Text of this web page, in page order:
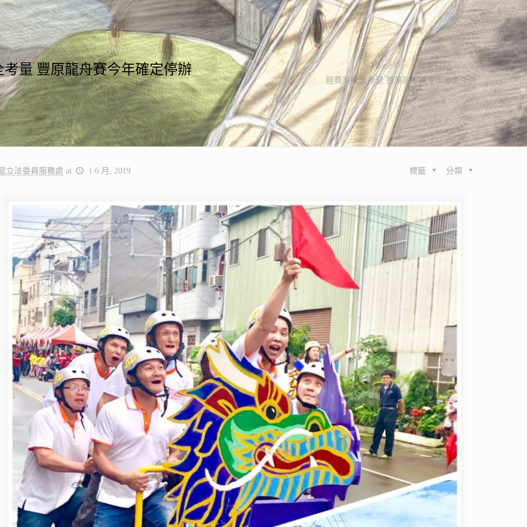
考量 豐原龍舟賽今年確定停辦 Home
阿龍日記
經費與安全考量 豐原龍舟賽今年確定停辦
立法委員服務處 at 1 6 月, 2019 分類
標籤